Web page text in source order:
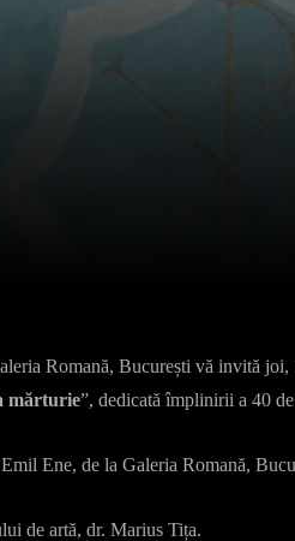
Romană, București vă invită
mărturie”, dedicată împlinirii a 40
Ene, de la Galeria Romană,
de artă, dr. Marius Tița.